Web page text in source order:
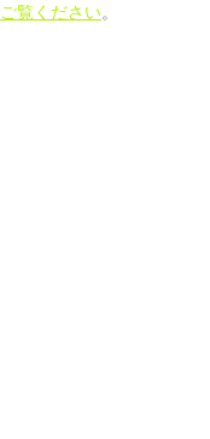
覧ください。